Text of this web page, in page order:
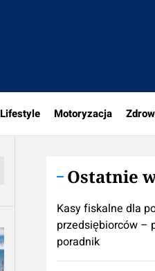
Lifestyle Motoryzacja
Ostatnie
Kasy fiskalne dla
przedsiębiorców –
poradnik